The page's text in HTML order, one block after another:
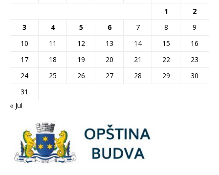
1
2
3
4 5 6 7 8
9
10
11 12 13 14 15
16
17
18 19 20 21 22
23
24
25 26 27 28 29
30
31
« Jul